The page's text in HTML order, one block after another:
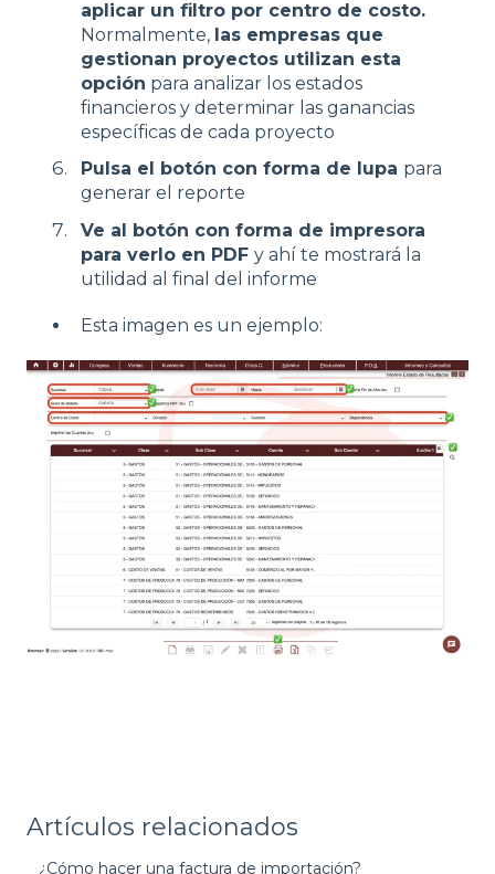
aplicar un filtro por centro de costo.
Normalmente, las empresas que
gestionan proyectos utilizan esta
opción para analizar los estados
financieros y determinar las ganancias
específicas de cada proyecto
Pulsa el botón con forma de lupa para
generar el reporte
Ve al botón con forma de impresora
para verlo en PDF y ahí te mostrará la
utilidad al final del informe
Esta imagen es un ejemplo:
Artículos relacionados
¿Cómo hacer una factura de importación?